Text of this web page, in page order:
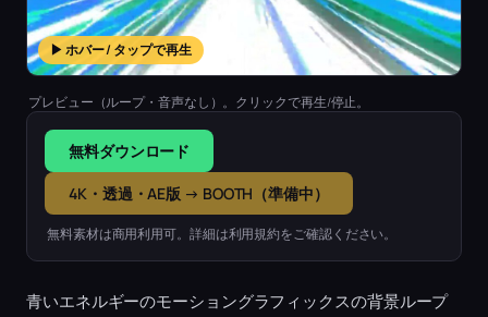
▶ ホバー / タップで再生
プレビュー（ループ・音声なし）。クリックで再生/停止。
無料ダウンロード
4K・透過・AE版 → BOOTH（準備中）
無料素材は商用利用可。詳細は利用規約をご確認ください。
青いエネルギーのモーショングラフィックスの背景ループ